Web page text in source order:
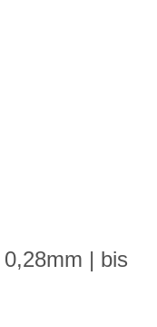
| bis